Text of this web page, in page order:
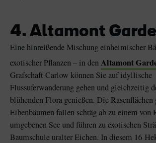
4. Altamont
Eine hinreißende Mischung einheimischer
exotischer Pflanzen – in denAltamont
Grafschaft Carlow können Sie auf idyllische
Flussuferwanderung gehen und gleichzeitig
blühenden Flora genießen. Die
Eibenbäumen fallen schräg ab zu einem von
umgebenen See und führen zu exotischen
Baumschule uralter Eichen. In diesem 16